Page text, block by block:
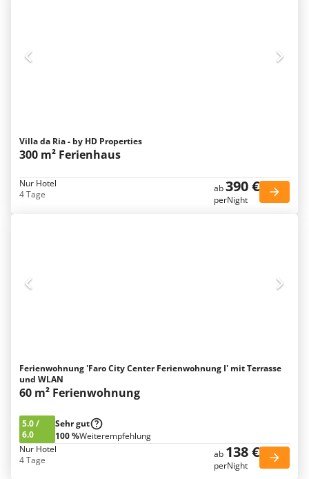
Villa da Ria - by HD Properties
300 m² Ferienhaus
Nur Hotel
4 Tage
ab390 €
perNight
Ferienwohnung 'Faro City Center Ferienwohnung I' mit Terrasse
und WLAN
60 m² Ferienwohnung
5.0/
6.0
Sehr gut
100 %Weiterempfehlung
Nur Hotel
4 Tage
ab 138 €
perNight